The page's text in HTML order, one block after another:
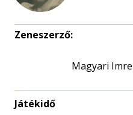
Zeneszerző:
Magyari Imre
Játékidő